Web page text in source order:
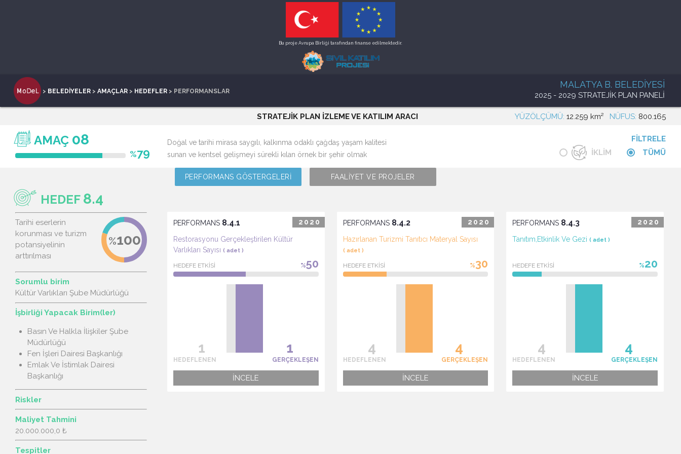
Bu proje Avrupa Birliği tarafından finanse edilmektedir.
> BELEDİYELER > AMAÇLAR > HEDEFLER > PERFORMANSLAR
MALATYA B. BELEDİYESİ
2025 - 2029 STRATEJİK PLAN PANELİ
STRATEJİK PLAN İZLEME VE KATILIM ARACI YÜZÖLÇÜMÜ: 12.259 km² NÜFUS: 800.165
AMAÇ 08
%79
Doğal ve tarihi mirasa saygılı, kalkınma odaklı çağdaş yaşam kalitesi
sunan ve kentsel gelişmeyi sürekli kılan örnek bir şehir olmak
FİLTRELE
İKLİM
TÜMÜ
PERFORMANS GÖSTERGELERİ FAALİYET VE PROJELER
HEDEF 8.4
Tarihi eserlerin
korunması ve turizm
potansiyelinin
arttırılması
Sorumlu birim
Kültür Varlıkları Şube Müdürlüğü
İşbirliği Yapacak Birim(ler)
Basın Ve Halkla İlişkiler Şube
Müdürlüğü
Fen İşleri Dairesi Başkanlığı
Emlak Ve İstimlak Dairesi
Başkanlığı
Riskler
Maliyet Tahmini
20.000.000,0 ₺
Tespitler
PERFORMANS 8.4.1 2020
Restorasyonu Gerçekleştirilen Kültür
Varlıkları Sayısı ( adet )
HEDEFE ETKİSİ %50
HEDEFLENEN GERÇEKLEŞEN
İNCELE
PERFORMANS 8.4.2 2020
Hazırlanan Turizmi Tanıtıcı Materyal Sayısı
( adet )
HEDEFE ETKİSİ %30
HEDEFLENEN GERÇEKLEŞEN
İNCELE
PERFORMANS 8.4.3 2020
Tanıtım,Etkinlik Ve Gezi( adet )
HEDEFE ETKİSİ %20
HEDEFLENEN GERÇEKLEŞEN
İNCELE